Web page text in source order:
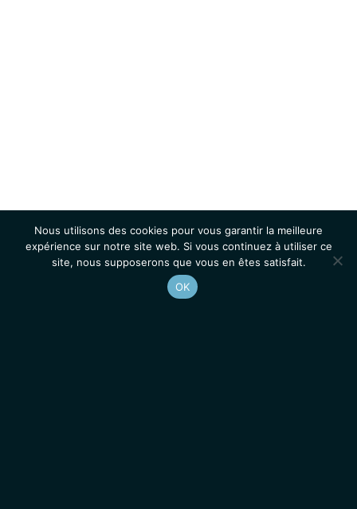
Nous utilisons des cookies pour vous garantir la meilleure
expérience sur notre site web. Si vous continuez à utiliser ce
site, nous supposerons que vous en êtes satisfait.
OK